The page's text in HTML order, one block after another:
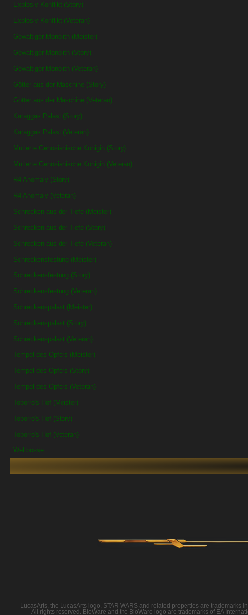
Explosiv Konflikt (Story)
Explosiv Konflikt (Veteran)
Gewaltiger Monolith (Meister)
Gewaltiger Monolith (Story)
Gewaltiger Monolith (Veteran)
Götter aus der Maschine (Story)
Götter aus der Maschine (Veteran)
Karaggas Palast (Story)
Karaggas Palast (Veteran)
Mutierte Genosianische Königin (Story)
Mutierte Genosianische Königin (Veteran)
R4 Anomaly (Story)
R4 Anomaly (Veteran)
Schrecken aus der Tiefe (Meister)
Schrecken aus der Tiefe (Story)
Schrecken aus der Tiefe (Veteran)
Schreckensfestung (Meister)
Schreckensfestung (Story)
Schreckensfestung (Veteran)
Schreckenspalast (Meister)
Schreckenspalast (Story)
Schreckenspalast (Veteran)
Tempel des Opfers (Meister)
Tempel des Opfers (Story)
Tempel des Opfers (Veteran)
Toborro's Hof (Meister)
Toborro's Hof (Story)
Toborro's Hof (Veteran)
Weltbosse
LucasArts, the LucasArts logo, STAR WARS and related properties are trademarks
All rights reserved. BioWare and the BioWare logo are trademarks of EA